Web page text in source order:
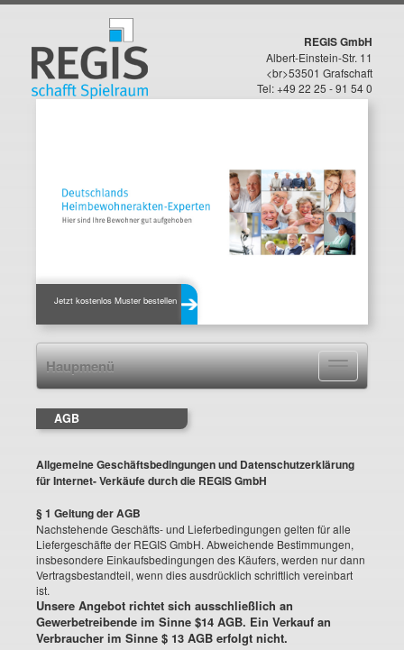
REGIS GmbH
Albert-Einstein-Str. 11
<br>53501 Grafschaft
Tel: +49 22 25 - 91 54 0
Jetzt kostenlos Muster bestellen
Navigation
ein-/
Haupmenü
AGB
Allgemeine Geschäftsbedingungen und Datenschutzerklärung
für Internet- Verkäufe durch die REGIS GmbH
§ 1 Geltung der AGB
Nachstehende Geschäfts- und Lieferbedingungen gelten für alle
Liefergeschäfte der REGIS GmbH. Abweichende Bestimmungen,
insbesondere Einkaufsbedingungen des Käufers, werden nur dann
Vertragsbestandteil, wenn dies ausdrücklich schriftlich vereinbart
ist.
Unsere Angebot richtet sich ausschließlich an
Gewerbetreibende im Sinne $14 AGB. Ein Verkauf an
Verbraucher im Sinne $ 13 AGB erfolgt nicht.